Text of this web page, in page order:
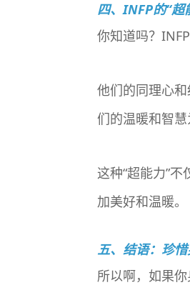
四、INFP的“超
你知道吗？
他们的同理心
们的温暖和智
这种“超能力”
加美好和温暖。
五、结语：珍惜
所以啊，如果